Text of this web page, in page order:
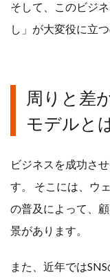
そして、このビジ
し」が大変役に立つ
周りと差
モデルと
ビジネスを成功さ
す。 そこには、ウ
の普及によって、
景があります。
また、近年では